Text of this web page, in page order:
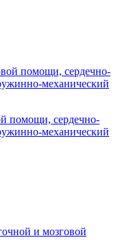
помощи, сердечно-
механический